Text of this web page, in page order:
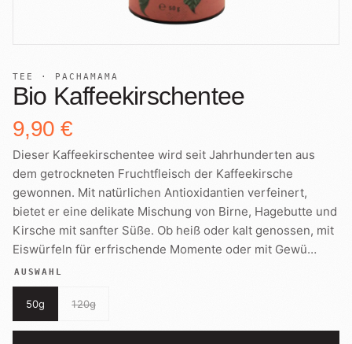
Lohnabfüllung für Röster
International
Zubehör
Geschenkideen
Fonte Blends
Alle Produkte
Laden
Reparatur
10 Kurse
TEE · PACHAMAMA
Bio Kaffeekirschentee
9,90 €
Dieser Kaffeekirschentee wird seit Jahrhunderten aus
dem getrockneten Fruchtfleisch der Kaffeekirsche
gewonnen. Mit natürlichen Antioxidantien verfeinert,
bietet er eine delikate Mischung von Birne, Hagebutte und
Kirsche mit sanfter Süße. Ob heiß oder kalt genossen, mit
Eiswürfeln für erfrischende Momente oder mit Gewü…
AUSWAHL
50g 120g